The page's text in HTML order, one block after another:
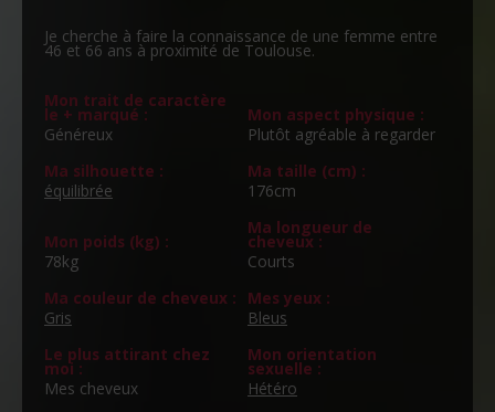
Je cherche à faire la connaissance de une femme entre
46 et 66 ans à proximité de Toulouse.
Mon trait de caractère
le + marqué :
Généreux
Mon aspect physique :
Plutôt agréable à regarder
Ma silhouette :
équilibrée
Ma taille (cm) :
176cm
Mon poids (kg) :
78kg
Ma longueur de
cheveux :
Courts
Ma couleur de cheveux :
Gris
Mes yeux :
Bleus
Le plus attirant chez
moi :
Mes cheveux
Mon orientation
sexuelle :
Hétéro